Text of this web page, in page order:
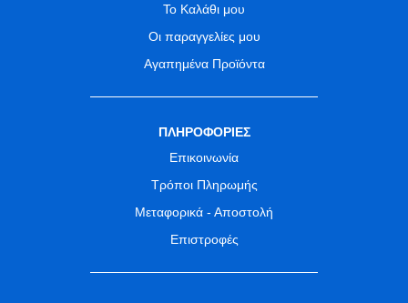
Το Καλάθι μου
Οι παραγγελίες μου
Αγαπημένα Προϊόντα
ΠΛΗΡΟΦΟΡΙΕΣ
Επικοινωνία
Τρόποι Πληρωμής
Μεταφορικά - Αποστολή
Επιστροφές